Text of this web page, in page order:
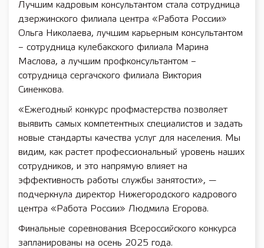
Лучшим кадровым консультантом стала сотрудница
дзержинского филиала центра «Работа России»
Ольга Николаева, лучшим карьерным консультантом
– сотрудница кулебакского филиала Марина
Маслова, а лучшим профконсультантом –
сотрудница сергачского филиала Виктория
Синенкова.
«Ежегодный конкурс профмастерства позволяет
выявить самых компетентных специалистов и задать
новые стандарты качества услуг для населения. Мы
видим, как растет профессиональный уровень наших
сотрудников, и это напрямую влияет на
эффективность работы службы занятости», —
подчеркнула директор Нижегородского кадрового
центра «Работа России» Людмила Егорова.
Финальные соревнования Всероссийского конкурса
запланированы на осень 2025 года.